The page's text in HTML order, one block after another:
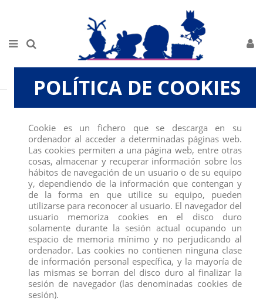
GALLO
POLÍTICA DE COOKIES
Cookie es un fichero que se descarga en su
ordenador al acceder a determinadas páginas web.
Las cookies permiten a una página web, entre otras
cosas, almacenar y recuperar información sobre los
hábitos de navegación de un usuario o de su equipo
y, dependiendo de la información que contengan y
de la forma en que utilice su equipo, pueden
utilizarse para reconocer al usuario. El navegador del
usuario memoriza cookies en el disco duro
solamente durante la sesión actual ocupando un
espacio de memoria mínimo y no perjudicando al
ordenador. Las cookies no contienen ninguna clase
de información personal específica, y la mayoría de
las mismas se borran del disco duro al finalizar la
sesión de navegador (las denominadas cookies de
sesión).